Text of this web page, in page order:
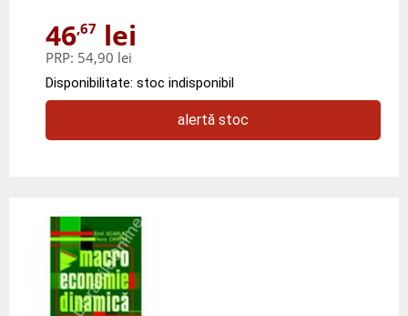
46,67 lei
PRP: 54,90 lei
Disponibilitate: stoc indisponibil
alertă stoc